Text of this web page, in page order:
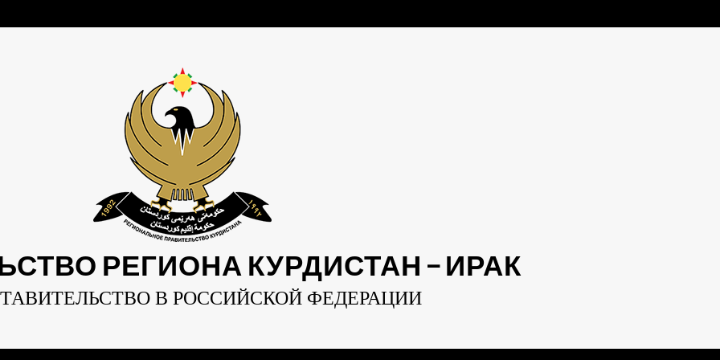
РЕГИОНА КУРДИСТАН — ИРАК
В РОССИЙСКОЙ ФЕДЕРАЦИИ